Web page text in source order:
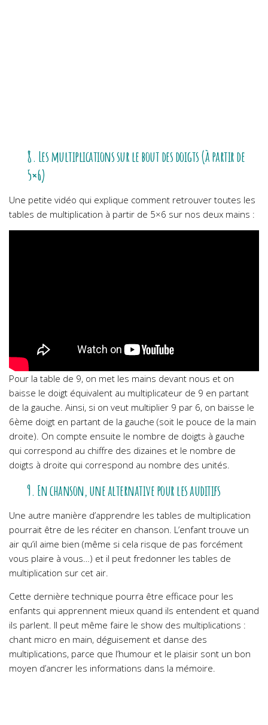
8. Les multiplications sur le bout des doigts (à partir de
5×6)
Une petite vidéo qui explique comment retrouver toutes les
tables de multiplication à partir de 5×6 sur nos deux mains :
Pour la table de 9, on met les mains devant nous et on
baisse le doigt équivalent au multiplicateur de 9 en partant
de la gauche. Ainsi, si on veut multiplier 9 par 6, on baisse le
6ème doigt en partant de la gauche (soit le pouce de la main
droite). On compte ensuite le nombre de doigts à gauche
qui correspond au chiffre des dizaines et le nombre de
doigts à droite qui correspond au nombre des unités.
9. En chanson, une alternative pour les auditifs
Une autre manière d’apprendre les tables de multiplication
pourrait être de les réciter en chanson. L’enfant trouve un
air qu’il aime bien (même si cela risque de pas forcément
vous plaire à vous…) et il peut fredonner les tables de
multiplication sur cet air.
Cette dernière technique pourra être efficace pour les
enfants qui apprennent mieux quand ils entendent et quand
ils parlent. Il peut même faire le show des multiplications :
chant micro en main, déguisement et danse des
multiplications, parce que l’humour et le plaisir sont un bon
moyen d’ancrer les informations dans la mémoire.